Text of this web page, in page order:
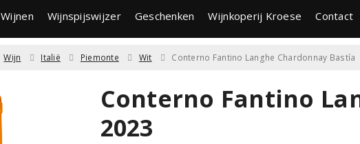
Wijnen Wijnspijswijzer Geschenken Wijnkoperij Kroese Contact
Wijn Italië Piemonte Wit Conterno Fantino Langhe Chardonnay Bastía
Conterno Fantino
2023